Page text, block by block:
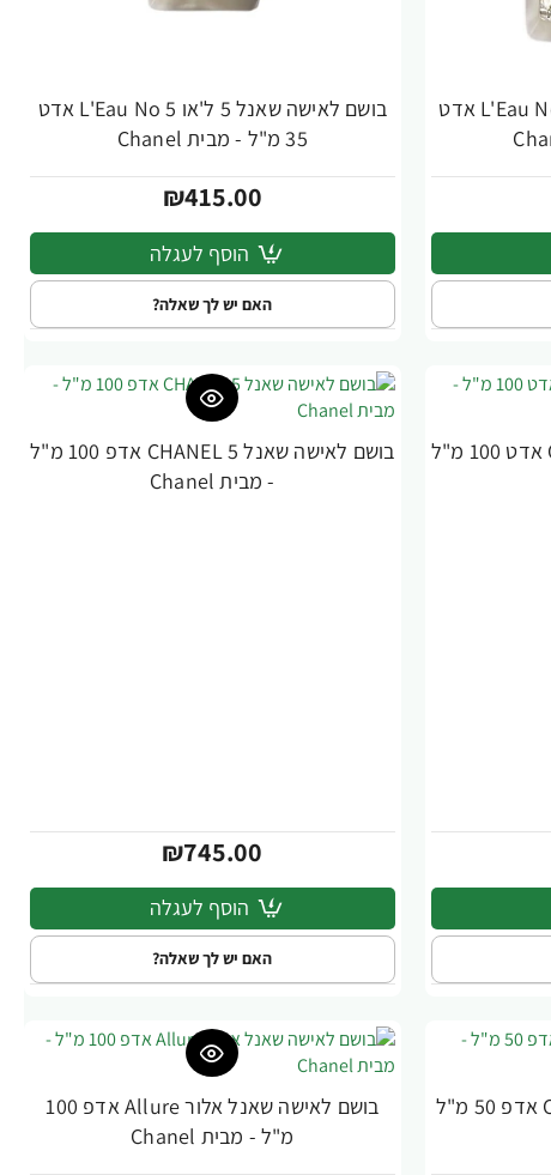
בושם לאישה שאנל 5 ל'או L'Eau No 5 אדט
בושם לאישה שאנל 5 ל'או L'Eau No 5 אדט
35 מ"ל - מבית Chanel
₪415.00
הוסף לעגלה
האם יש לך שאלה?
בושם לאישה שאנל CHANEL 5 אדט 100 מ"ל
בושם לאישה שאנל CHANEL 5 אדפ 100 מ"ל
- מבית Chanel
₪745.00
הוסף לעגלה
האם יש לך שאלה?
בושם לאישה שאנל CHANEL 5 אדפ 50 מ"ל
בושם לאישה שאנל אלור Allure אדפ 100
מ"ל - מבית Chanel